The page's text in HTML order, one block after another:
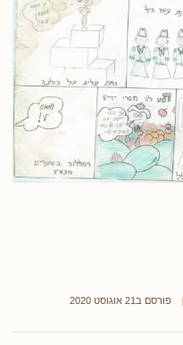
פורסם ב21 אוגוסט 2020